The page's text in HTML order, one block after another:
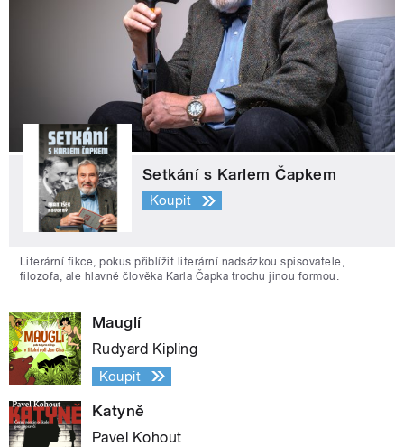
Setkání s Karlem Čapkem
Koupit
Literární fikce, pokus přiblížit literární nadsázkou spisovatele,
filozofa, ale hlavně člověka Karla Čapka trochu jinou formou.
Mauglí
Rudyard Kipling
Koupit
Katyně
Pavel Kohout